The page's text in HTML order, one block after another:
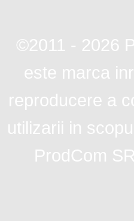
©2011 - 2026
este marca
reproducere a
utilizarii in
ProdCom